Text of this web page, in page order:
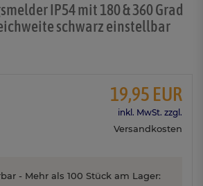
IP54 mit 180 & 360 Grad
schwarz einstellbar
19,95 EUR
inkl. MwSt. zzgl.
Versandkosten
- Mehr als 100 Stück am Lager: